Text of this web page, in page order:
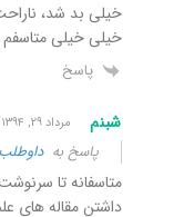
خیلی بد شد،
خیلی خیلی متاسفم
پاسخ
شبنم مرداد ۲۹, ۱۳۹۴ ۹:۲۸ ب٫ظ
پاسخ بهداوطلب
متاسفانه تا
داشتن مقاله های